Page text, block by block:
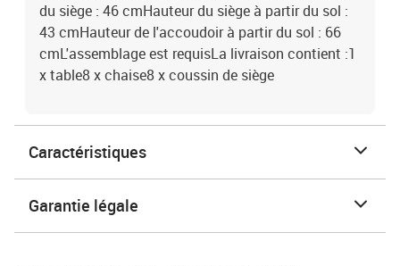
du siège : 46 cmHauteur du siège à partir du sol :
43 cmHauteur de l'accoudoir à partir du sol : 66
cmL'assemblage est requisLa livraison contient :1
x table8 x chaise8 x coussin de siège
Caractéristiques
Garantie légale